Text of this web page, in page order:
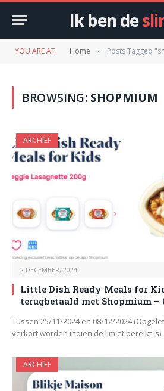
Ik ben de
YOU ARE AT: Home » Posts Tagged
BROWSING: SHOPMIUM
ARCHIEF
2 DECEMBER, 2024
Little Dish Ready Meals for
terugbetaald met Shopmium –
Tussen 25/11/2024 en 08/12/2024
verkort worden indien de limiet bereikt
ARCHIEF